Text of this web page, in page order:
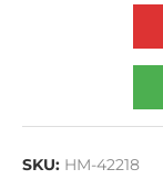
SKU: HM-42218